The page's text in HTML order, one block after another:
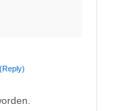
(Reply)